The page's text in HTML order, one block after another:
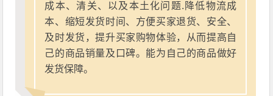
成本、清关、以及本土化问题.降低物流成
本、缩短发货时间、方便买家退货、安全、
及时发货，提升买家购物体验，从而提高自
己的商品销量及口碑。能为自己的商品做好
发货保障。